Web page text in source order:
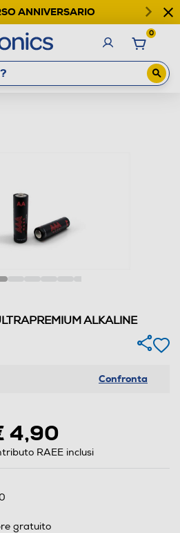
ANNIVERSARIO
0
ALKALINE
Confronta
4,90
RAEE inclusi
gratuito